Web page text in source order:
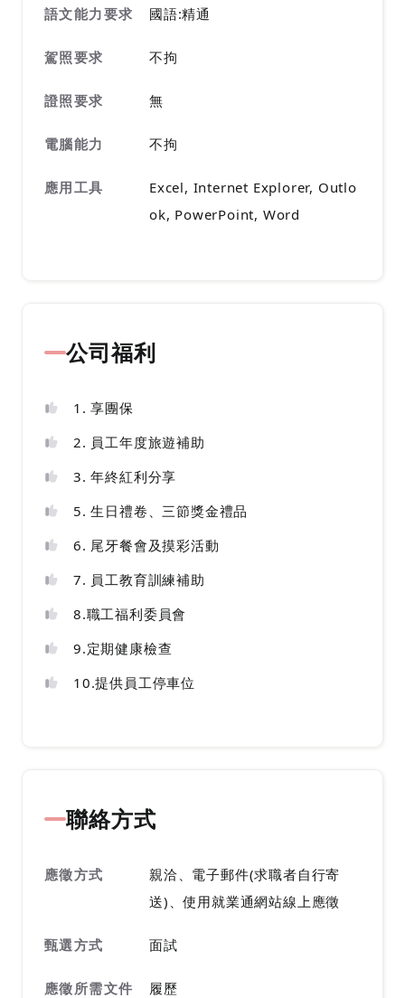
語文能力要求 國語:精通
駕照要求 不拘
證照要求 無
電腦能力 不拘
應用工具
Excel, Internet Explorer, Outlo
ok, PowerPoint, Word
公司福利
1. 享團保
2. 員工年度旅遊補助
3. 年終紅利分享
5. 生日禮卷、三節獎金禮品
6. 尾牙餐會及摸彩活動
7. 員工教育訓練補助
8.職工福利委員會
9.定期健康檢查
10.提供員工停車位
聯絡方式
應徵方式
親洽、電子郵件(求職者自行寄
送)、使用就業通網站線上應徵
甄選方式 面試
應徵所需文件 履歷